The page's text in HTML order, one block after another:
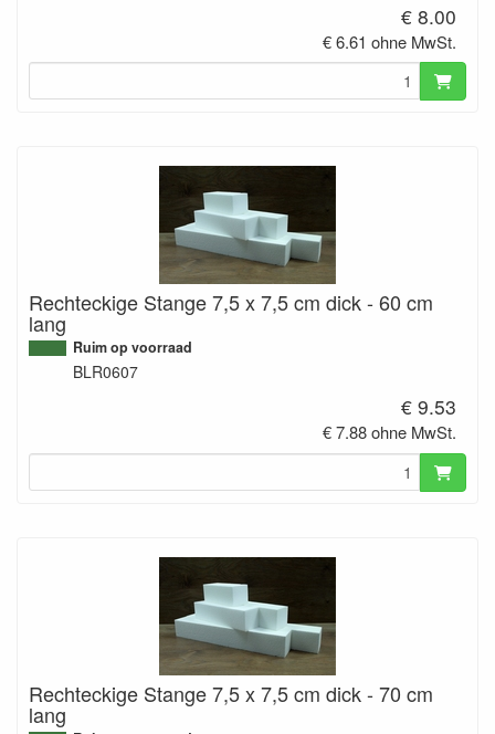
€ 8.00
€ 6.61 ohne MwSt.
Rechteckige Stange 7,5 x 7,5 cm dick - 60 cm
lang
Ruim op voorraad
BLR0607
€ 9.53
€ 7.88 ohne MwSt.
Rechteckige Stange 7,5 x 7,5 cm dick - 70 cm
lang